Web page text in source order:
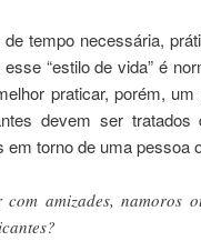
tempo necessária,
“estilo de vida” é
praticar, porém,
devem ser
torno de uma pessoa
amizades, namoros